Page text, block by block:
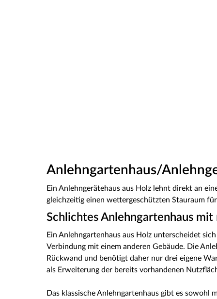
Anlehngartenhaus/
Ein Anlehngerätehaus aus Holz lehnt direkt an
gleichzeitig einen wettergeschützten Stauraum
Schlichtes Anlehngartenhaus
Ein Anlehngartenhaus aus Holz unterscheidet
Verbindung mit einem anderen Gebäude. Die
Rückwand und benötigt daher nur drei eigene
als Erweiterung der bereits vorhandenen
Das klassische Anlehngartenhaus gibt es